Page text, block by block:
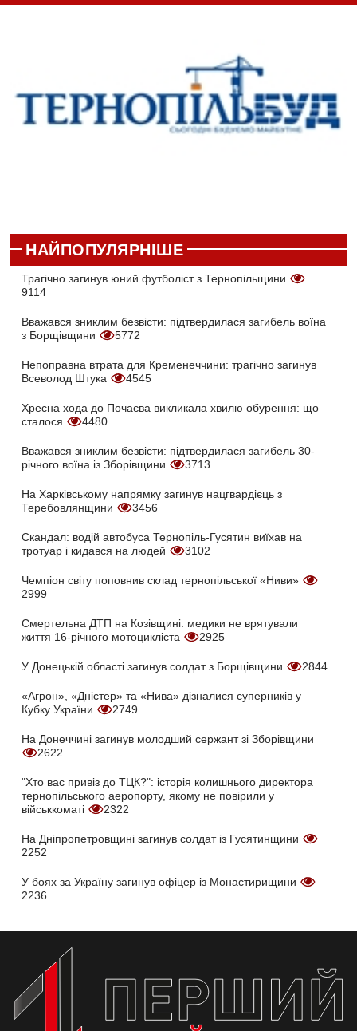
НАЙПОПУЛЯРНІШЕ
Трагічно загинув юний футболіст з Тернопільщини
9114
Вважався зниклим безвісти: підтвердилася загибель воїна
з Борщівщини
5772
Непоправна втрата для Кременеччини: трагічно загинув
Всеволод Штука
4545
Хресна хода до Почаєва викликала хвилю обурення: що
сталося
4480
Вважався зниклим безвісти: підтвердилася загибель 30-
річного воїна із Зборівщини
3713
На Харківському напрямку загинув нацгвардієць з
Теребовлянщини
3456
Скандал: водій автобуса Тернопіль-Гусятин виїхав на
тротуар і кидався на людей
3102
Чемпіон світу поповнив склад тернопільської «Ниви»
2999
Смертельна ДТП на Козівщині: медики не врятували
життя 16-річного мотоцикліста
2925
У Донецькій області загинув солдат з Борщівщини 2844
«Агрон», «Дністер» та «Нива» дізналися суперників у
Кубку України
2749
На Донеччині загинув молодший сержант зі Зборівщини
2622
"Хто вас привіз до ТЦК?": історія колишнього директора
тернопільського аеропорту, якому не повірили у
військкоматі
2322
На Дніпропетровщині загинув солдат із Гусятинщини
2252
У боях за Україну загинув офіцер із Монастирищини
2236